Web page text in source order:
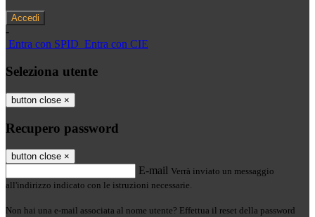
-
Entra con SPID Entra con CIE
Seleziona utente
button close ×
Recupero password
button close ×
E-mail Verrà inviato un messaggio
all'indirizzo indicato con le istruzioni necessarie.
Non hai una e-mail associata al nome utente? Effettua il reset della password